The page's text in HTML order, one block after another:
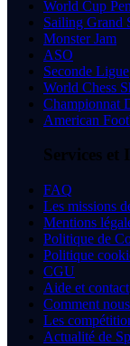
World Cup
Sailing Grand
Monster Jam
ASO
Seconde Ligue
World Chess
Championnat
American
Services
FAQ
Les missions
Mentions
Politique de
Politique
CGU
Aide et contact
Comment
Les
Actualité de